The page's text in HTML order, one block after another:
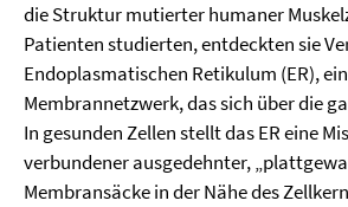
die Struktur mutierter humaner
Patienten studierten, entdeckten sie
Endoplasmatischen Retikulum (ER),
Membrannetzwerk, das sich über die
In gesunden Zellen stellt das ER eine
verbundener ausgedehnter,
Membransäcke in der Nähe des